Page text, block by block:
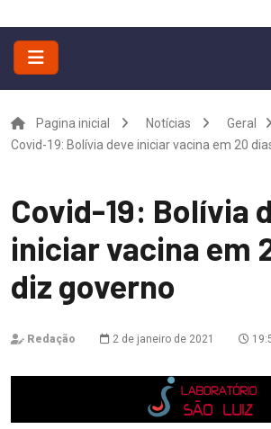
Pagina inicial Notícias
Geral
Covid-19: Bolívia deve iniciar vacina em 20
Covid-19: Bolívia
iniciar vacina em
diz governo
Redação 2 de janeiro de 2021